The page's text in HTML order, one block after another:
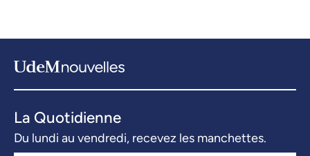
La Quotidienne
Du lundi au vendredi, recevez les manchettes.